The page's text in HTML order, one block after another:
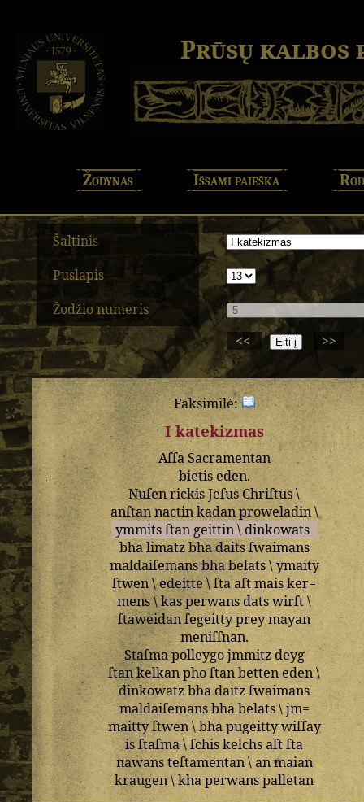
Prūsų kalbos
Žodynas Išsami paieška
Šaltinis
Puslapis
Žodžio numeris
<<
>>
Faksimilė:
I katekizmas
AſſaSacramentan
bietis eden.
Nuſenrickis Jeſus Chriſtus\
anſtannactinkadanproweladin\
ymmitsſtan geittin\ dinkowats
bhalimatzbhadaitsſwaimans
maldaiſemansbhabelats\ymaity
ſtwen\edeitte\ſtaaſtmais ker=
mens\kasperwansdatswirſt\
ſtaweidanſegeittypreymayan
meniſſnan.
Staſmapolleygojmmitzdeyg
ſtankelkanphoſtanbetten eden\
dinkowatzbhadaitzſwaimans
maldaiſemansbhabelats\jm=
maittyſtwen\bhapugeittywiſſay
isſtaſma\ſchis kelchsaſtſta
nawansteſtamentan\anmaian
kraugen\khaperwans palletan